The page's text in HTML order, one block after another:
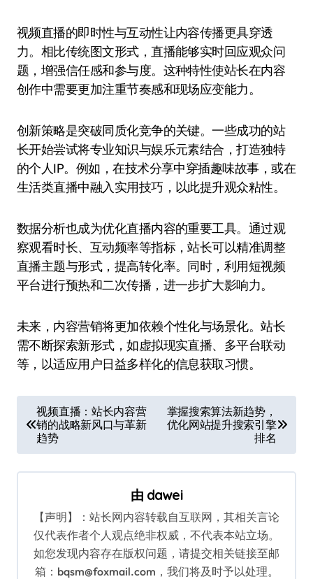
视频直播的即时性与互动性让内容传播更具穿透
力。相比传统图文形式，直播能够实时回应观众问
题，增强信任感和参与度。这种特性使站长在内容
创作中需要更加注重节奏感和现场应变能力。
创新策略是突破同质化竞争的关键。一些成功的站
长开始尝试将专业知识与娱乐元素结合，打造独特
的个人IP。例如，在技术分享中穿插趣味故事，或在
生活类直播中融入实用技巧，以此提升观众粘性。
数据分析也成为优化直播内容的重要工具。通过观
察观看时长、互动频率等指标，站长可以精准调整
直播主题与形式，提高转化率。同时，利用短视频
平台进行预热和二次传播，进一步扩大影响力。
未来，内容营销将更加依赖个性化与场景化。站长
需不断探索新形式，如虚拟现实直播、多平台联动
等，以适应用户日益多样化的信息获取习惯。
章
导
航
视频直播：站长内容营
销的战略新风口与革新
趋势
掌握搜索算法新趋势，
优化网站提升搜索引擎
排名
由 dawei
【声明】：站长网内容转载自互联网，其相关言论
仅代表作者个人观点绝非权威，不代表本站立场。
如您发现内容存在版权问题，请提交相关链接至邮
箱：bqsm@foxmail.com，我们将及时予以处理。